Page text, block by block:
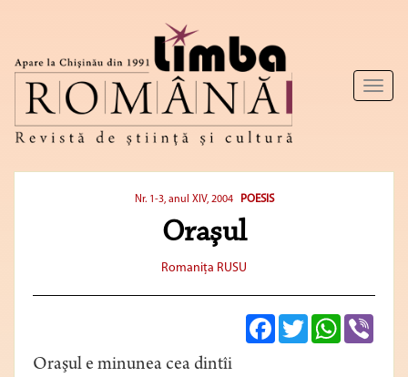
Toggle
Nr. 1-3, anul XIV, 2004 POESIS
Oraşul
Romaniţa RUSU
FacebookTwitterWhatsApp
Oraşul e minunea cea dintîi